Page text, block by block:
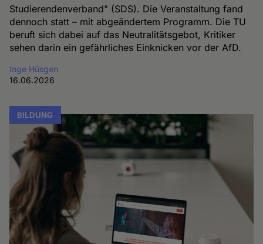
Studierendenverband" (SDS). Die Veranstaltung fand
dennoch statt – mit abgeändertem Programm. Die TU
beruft sich dabei auf das Neutralitätsgebot, Kritiker
sehen darin ein gefährliches Einknicken vor der AfD.
Inge Hüsgen
16.06.2026
BILDUNG